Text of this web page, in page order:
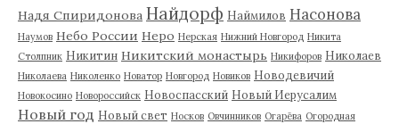
Надя Спиридонова Найдорф Наймилов Насонова
Наумов Небо России Неро Нерская Нижний Новгород Никита
Столпник Никитин Никитский монастырь Никифоров Николаев
Николаева Николенко Новатор Новгород Новиков Новодевичий
Новокосино Новороссийск Новоспасский Новый Иерусалим
Новый год Новый свет Носков Овчинников Огарёва Огородная